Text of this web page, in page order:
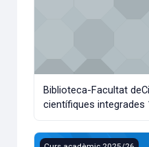
Biblioteca-Facultat
científiques integrades